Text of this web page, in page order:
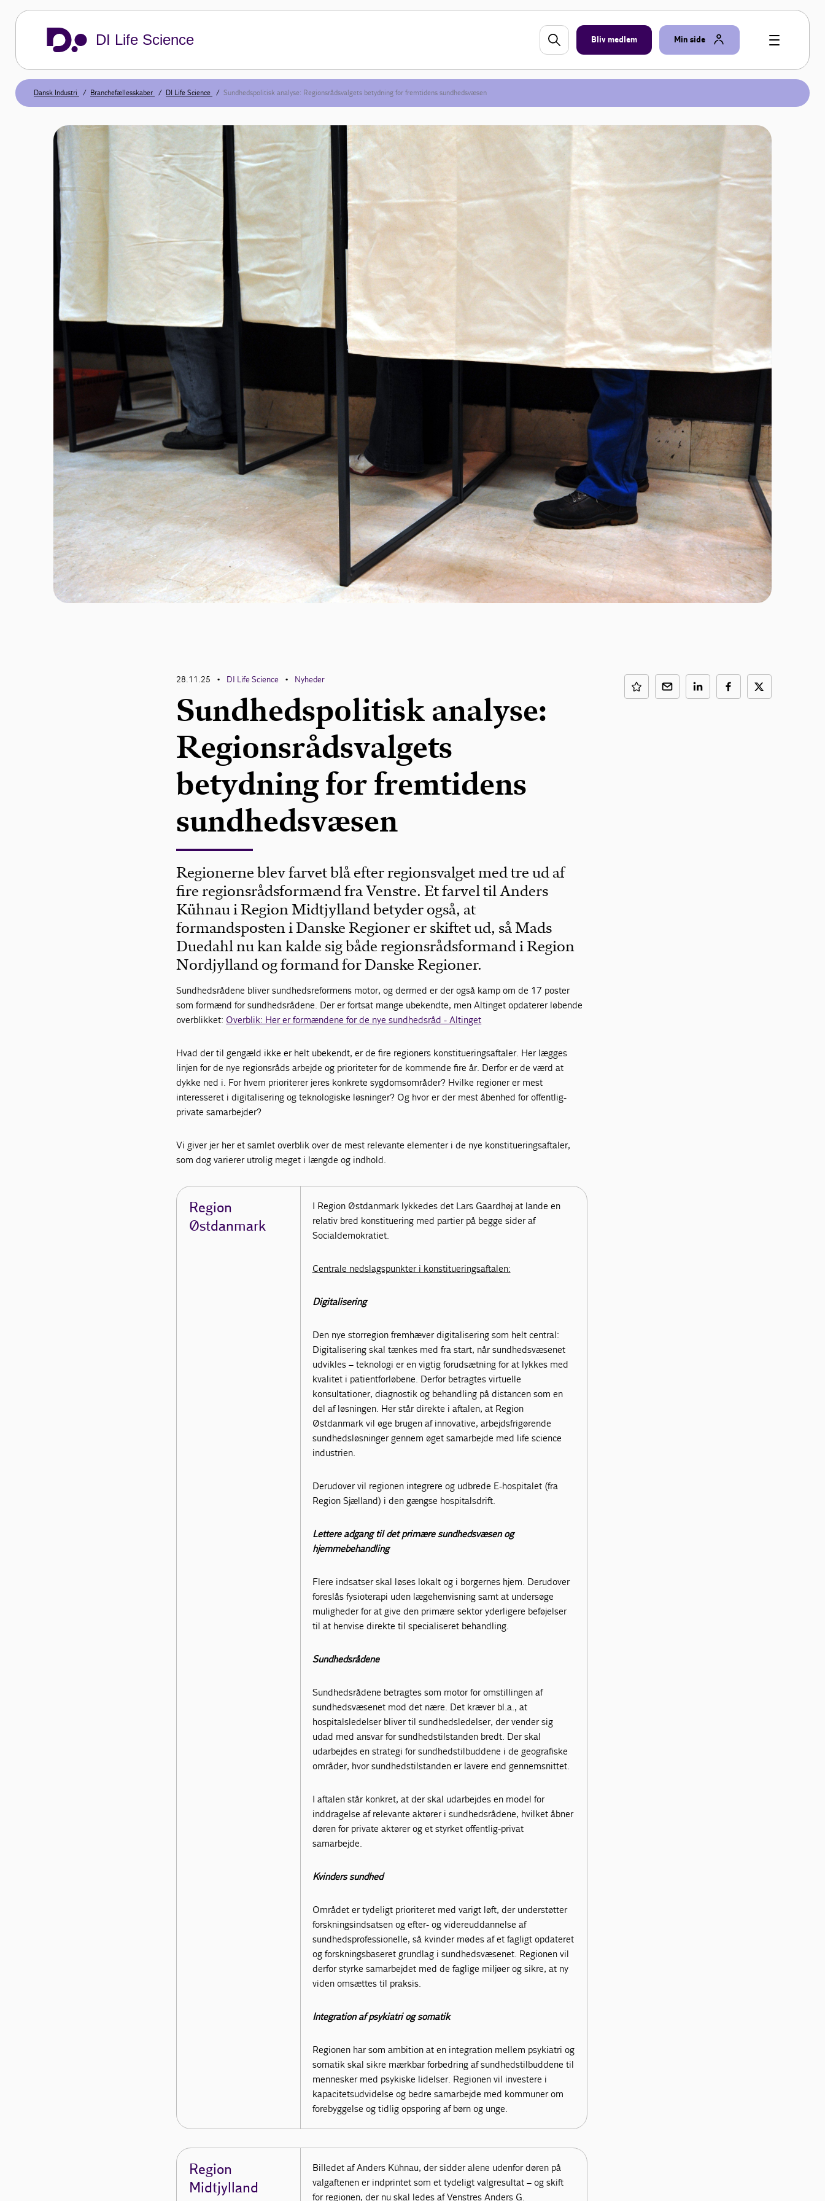
DI Life Science Bliv medlem Min side
Dansk Industri Branchefællesskaber DI Life Science Sundhedspolitisk analyse: Regionsrådsvalgets betydning for fremtidens sundhedsvæsen
28.11.25 • DI Life Science • Nyheder
Sundhedspolitisk analyse:
Regionsrådsvalgets
betydning for fremtidens
sundhedsvæsen
Regionerne blev farvet blå efter regionsvalget med tre ud af
fire regionsrådsformænd fra Venstre. Et farvel til Anders
Kühnau i Region Midtjylland betyder også, at
formandsposten i Danske Regioner er skiftet ud, så Mads
Duedahl nu kan kalde sig både regionsrådsformand i Region
Nordjylland og formand for Danske Regioner.
Sundhedsrådene bliver sundhedsreformens motor, og dermed er der også kamp om de 17 poster
som formænd for sundhedsrådene. Der er fortsat mange ubekendte, men Altinget opdaterer løbende
overblikket: Overblik: Her er formændene for de nye sundhedsråd - Altinget
Hvad der til gengæld ikke er helt ubekendt, er de fire regioners konstitueringsaftaler. Her lægges
linjen for de nye regionsråds arbejde og prioriteter for de kommende fire år. Derfor er de værd at
dykke ned i. For hvem prioriterer jeres konkrete sygdomsområder? Hvilke regioner er mest
interesseret i digitalisering og teknologiske løsninger? Og hvor er der mest åbenhed for offentlig-
private samarbejder?
Vi giver jer her et samlet overblik over de mest relevante elementer i de nye konstitueringsaftaler,
som dog varierer utrolig meget i længde og indhold.
Region
Østdanmark
I Region Østdanmark lykkedes det Lars Gaardhøj at lande en
relativ bred konstituering med partier på begge sider af
Socialdemokratiet.
Centrale nedslagspunkter i konstitueringsaftalen:
Digitalisering
Den nye storregion fremhæver digitalisering som helt central:
Digitalisering skal tænkes med fra start, når sundhedsvæsenet
udvikles – teknologi er en vigtig forudsætning for at lykkes med
kvalitet i patientforløbene. Derfor betragtes virtuelle
konsultationer, diagnostik og behandling på distancen som en
del af løsningen. Her står direkte i aftalen, at Region
Østdanmark vil øge brugen af innovative, arbejdsfrigørende
sundhedsløsninger gennem øget samarbejde med life science
industrien.
Derudover vil regionen integrere og udbrede E-hospitalet (fra
Region Sjælland) i den gængse hospitalsdrift.
Lettere adgang til det primære sundhedsvæsen og
hjemmebehandling
Flere indsatser skal løses lokalt og i borgernes hjem. Derudover
foreslås fysioterapi uden lægehenvisning samt at undersøge
muligheder for at give den primære sektor yderligere beføjelser
til at henvise direkte til specialiseret behandling.
Sundhedsrådene
Sundhedsrådene betragtes som motor for omstillingen af
sundhedsvæsenet mod det nære. Det kræver bl.a., at
hospitalsledelser bliver til sundhedsledelser, der vender sig
udad med ansvar for sundhedstilstanden bredt. Der skal
udarbejdes en strategi for sundhedstilbuddene i de geografiske
områder, hvor sundhedstilstanden er lavere end gennemsnittet.
I aftalen står konkret, at der skal udarbejdes en model for
inddragelse af relevante aktører i sundhedsrådene, hvilket åbner
døren for private aktører og et styrket offentlig-privat
samarbejde.
Kvinders sundhed
Området er tydeligt prioriteret med varigt løft, der understøtter
forskningsindsatsen og efter- og videreuddannelse af
sundhedsprofessionelle, så kvinder mødes af et fagligt opdateret
og forskningsbaseret grundlag i sundhedsvæsenet. Regionen vil
derfor styrke samarbejdet med de faglige miljøer og sikre, at ny
viden omsættes til praksis.
Integration af psykiatri og somatik
Regionen har som ambition at en integration mellem psykiatri og
somatik skal sikre mærkbar forbedring af sundhedstilbuddene til
mennesker med psykiske lidelser. Regionen vil investere i
kapacitetsudvidelse og bedre samarbejde med kommuner om
forebyggelse og tidlig opsporing af børn og unge.
Region
Midtjylland
Billedet af Anders Kühnau, der sidder alene udenfor døren på
valgaftenen er indprintet som et tydeligt valgresultat – og skift
for regionen, der nu skal ledes af Venstres Anders G.